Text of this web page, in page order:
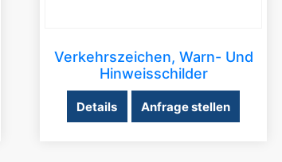
Verkehrszeichen, Warn- Und
Hinweisschilder
Details Anfrage stellen